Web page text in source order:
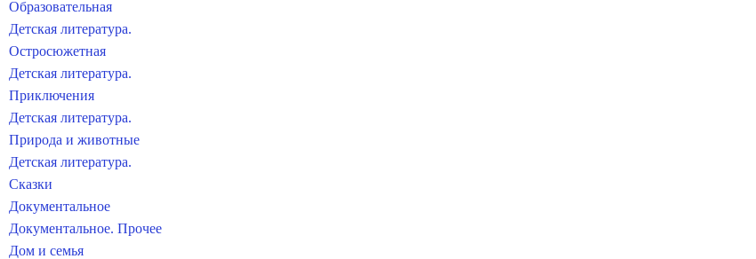
Образовательная
Детская литература.
Остросюжетная
Детская литература.
Приключения
Детская литература.
Природа и животные
Детская литература.
Сказки
Документальное
Документальное. Прочее
Дом и семья